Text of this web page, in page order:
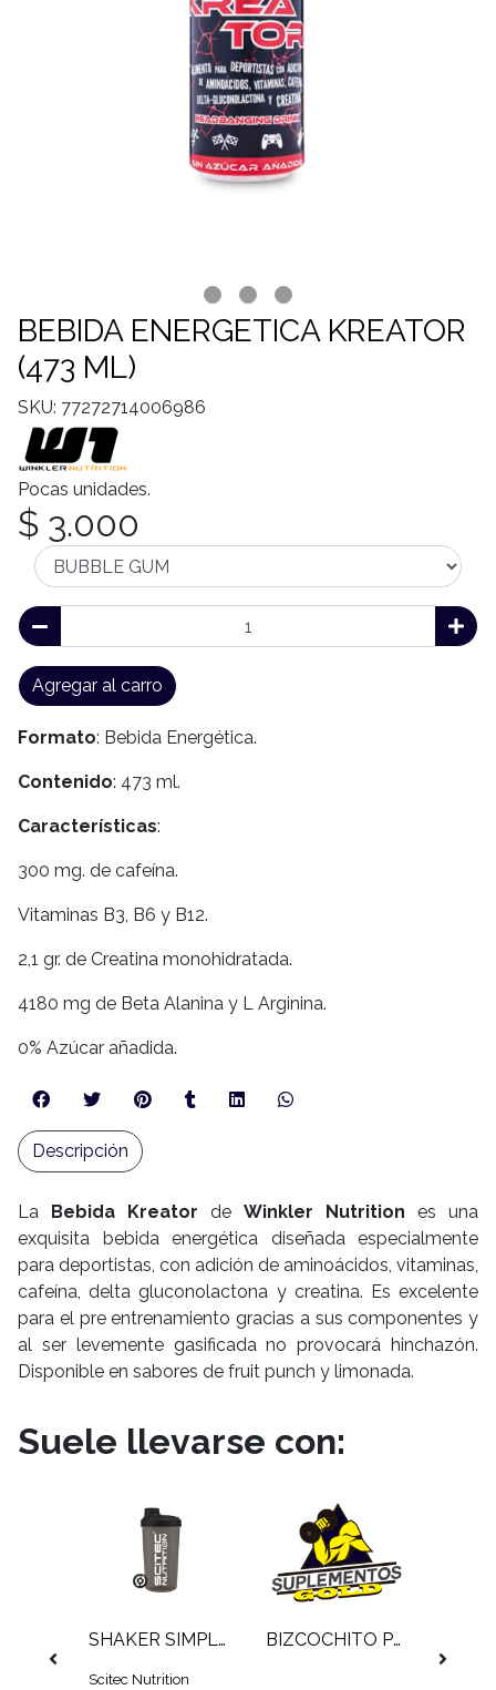
BEBIDA ENERGETICA KREATOR
(473 ML)
SKU: 77272714006986
Pocas unidades.
$ 3.000
Agregar al carro
Formato: Bebida Energética.
Contenido: 473 ml.
Características:
300 mg. de cafeína.
Vitaminas B3, B6 y B12.
2,1 gr. de Creatina monohidratada.
4180 mg de Beta Alanina y L Arginina.
0% Azúcar añadida.
La Bebida Kreator de Winkler Nutrition es una
exquisita bebida energética diseñada especialmente
para deportistas, con adición de aminoácidos, vitaminas,
cafeína, delta gluconolactona y creatina. Es excelente
para el pre entrenamiento gracias a sus componentes y
al ser levemente gasificada no provocará hinchazón.
Disponible en sabores de fruit punch y limonada.
Descripción
Suele llevarse con:
SHAKER SIMPLE SCITEC
Scitec Nutrition
BIZCOCHITO PROTEICO